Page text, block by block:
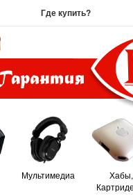
Где купить?
Мультимедиа
Хабы,